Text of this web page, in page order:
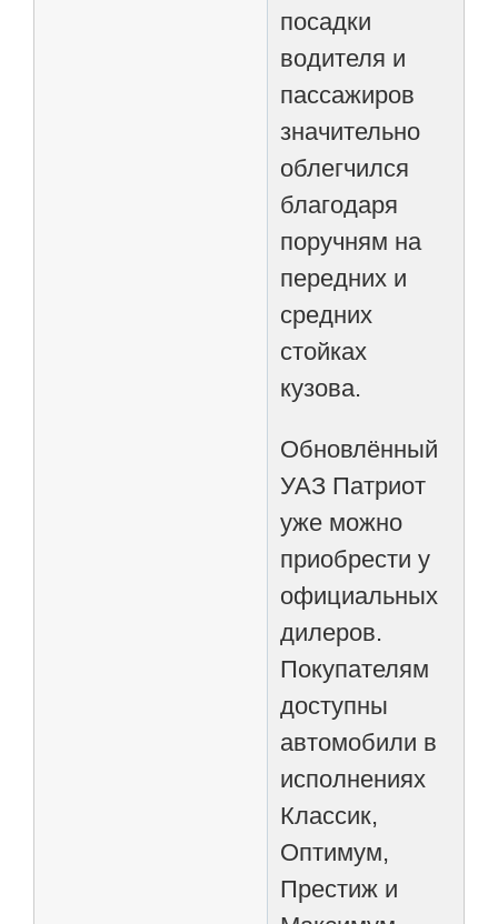
посадки
водителя и
пассажиров
значительно
облегчился
благодаря
поручням на
передних и
средних
стойках
кузова.
Обновлённый
УАЗ Патриот
уже можно
приобрести у
официальных
дилеров.
Покупателям
доступны
автомобили в
исполнениях
Классик,
Оптимум,
Престиж и